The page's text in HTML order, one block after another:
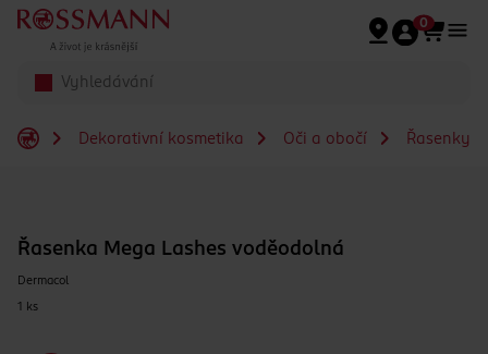
Přeskočit na hlavmní obsah
0
Dekorativní kosmetika Oči a obočí Řasenky
Řasenka Mega Lashes voděodolná
Dermacol
1 ks